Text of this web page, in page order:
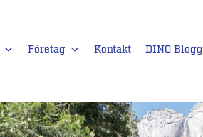
Företag Kontakt DINO Blogg